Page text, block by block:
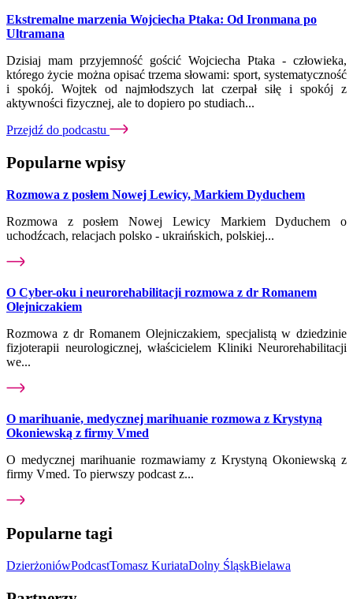
Ekstremalne marzenia Wojciecha Ptaka: Od Ironmana po
Ultramana
Dzisiaj mam przyjemność gościć Wojciecha Ptaka - człowieka,
którego życie można opisać trzema słowami: sport, systematyczność
i spokój. Wojtek od najmłodszych lat czerpał siłę i spokój z
aktywności fizycznej, ale to dopiero po studiach...
Przejdź do podcastu
Popularne wpisy
Rozmowa z posłem Nowej Lewicy, Markiem Dyduchem
Rozmowa z posłem Nowej Lewicy Markiem Dyduchem o
uchodźcach, relacjach polsko - ukraińskich, polskiej...
O Cyber-oku i neurorehabilitacji rozmowa z dr Romanem
Olejniczakiem
Rozmowa z dr Romanem Olejniczakiem, specjalistą w dziedzinie
fizjoterapii neurologicznej, właścicielem Kliniki Neurorehabilitacji
we...
O marihuanie, medycznej marihuanie rozmowa z Krystyną
Okoniewską z firmy Vmed
O medycznej marihuanie rozmawiamy z Krystyną Okoniewską z
firmy Vmed. To pierwszy podcast z...
Popularne tagi
DzierżoniówPodcastTomasz KuriataDolny ŚląskBielawa